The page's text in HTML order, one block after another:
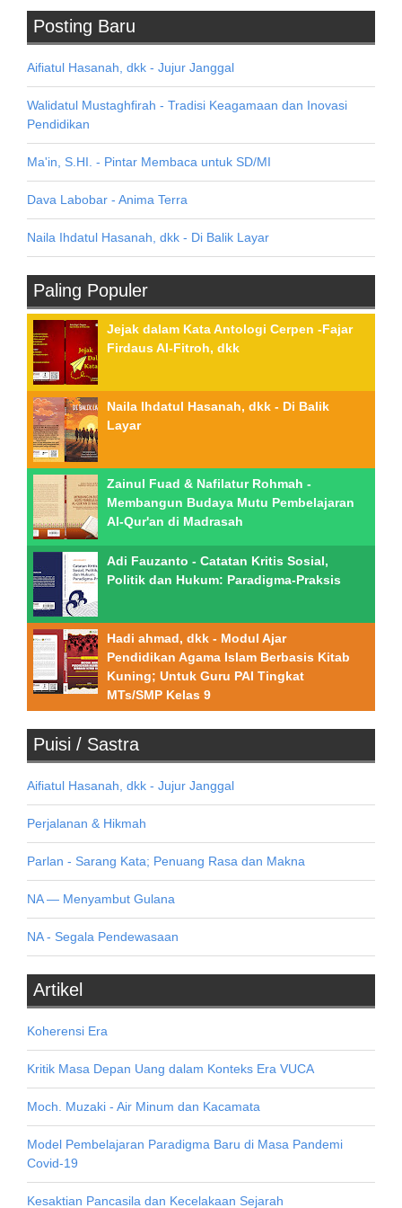
Posting Baru
Aifiatul Hasanah, dkk - Jujur Janggal
Walidatul Mustaghfirah - Tradisi Keagamaan dan Inovasi
Pendidikan
Ma'in, S.HI. - Pintar Membaca untuk SD/MI
Dava Labobar - Anima Terra
Naila Ihdatul Hasanah, dkk - Di Balik Layar
Paling Populer
Jejak dalam Kata Antologi Cerpen -Fajar
Firdaus Al-Fitroh, dkk
Naila Ihdatul Hasanah, dkk - Di Balik
Layar
Zainul Fuad & Nafilatur Rohmah -
Membangun Budaya Mutu Pembelajaran
Al-Qur'an di Madrasah
Adi Fauzanto - Catatan Kritis Sosial,
Politik dan Hukum: Paradigma-Praksis
Hadi ahmad, dkk - Modul Ajar
Pendidikan Agama Islam Berbasis Kitab
Kuning; Untuk Guru PAI Tingkat
MTs/SMP Kelas 9
Puisi / Sastra
Aifiatul Hasanah, dkk - Jujur Janggal
Perjalanan & Hikmah
Parlan - Sarang Kata; Penuang Rasa dan Makna
NA — Menyambut Gulana
NA - Segala Pendewasaan
Artikel
Koherensi Era
Kritik Masa Depan Uang dalam Konteks Era VUCA
Moch. Muzaki - Air Minum dan Kacamata
Model Pembelajaran Paradigma Baru di Masa Pandemi
Covid-19
Kesaktian Pancasila dan Kecelakaan Sejarah